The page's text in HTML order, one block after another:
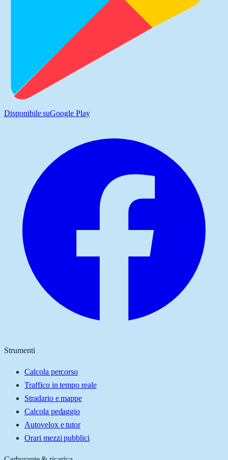
Disponibile suGoogle Play
Strumenti
Calcola percorso
Traffico in tempo reale
Stradario e mappe
Calcola pedaggio
Autovelox e tutor
Orari mezzi pubblici